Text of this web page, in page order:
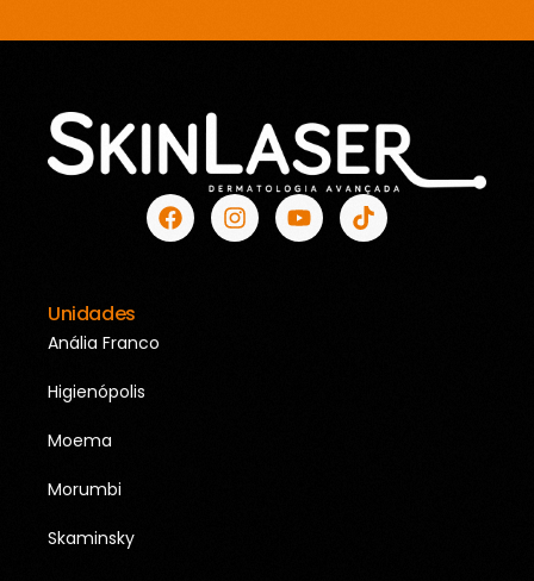
Unidades
Anália Franco
Higienópolis
Moema
Morumbi
Skaminsky